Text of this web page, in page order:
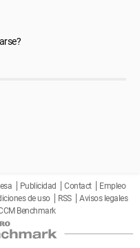
Publicidad Contact
Empleo
de uso RSS
Avisos legales
Benchmark